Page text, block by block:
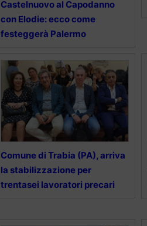
Castelnuovo al Capodanno
con Elodie: ecco come
festeggerà Palermo
Comune di Trabia (PA), arriva
la stabilizzazione per
trentasei lavoratori precari